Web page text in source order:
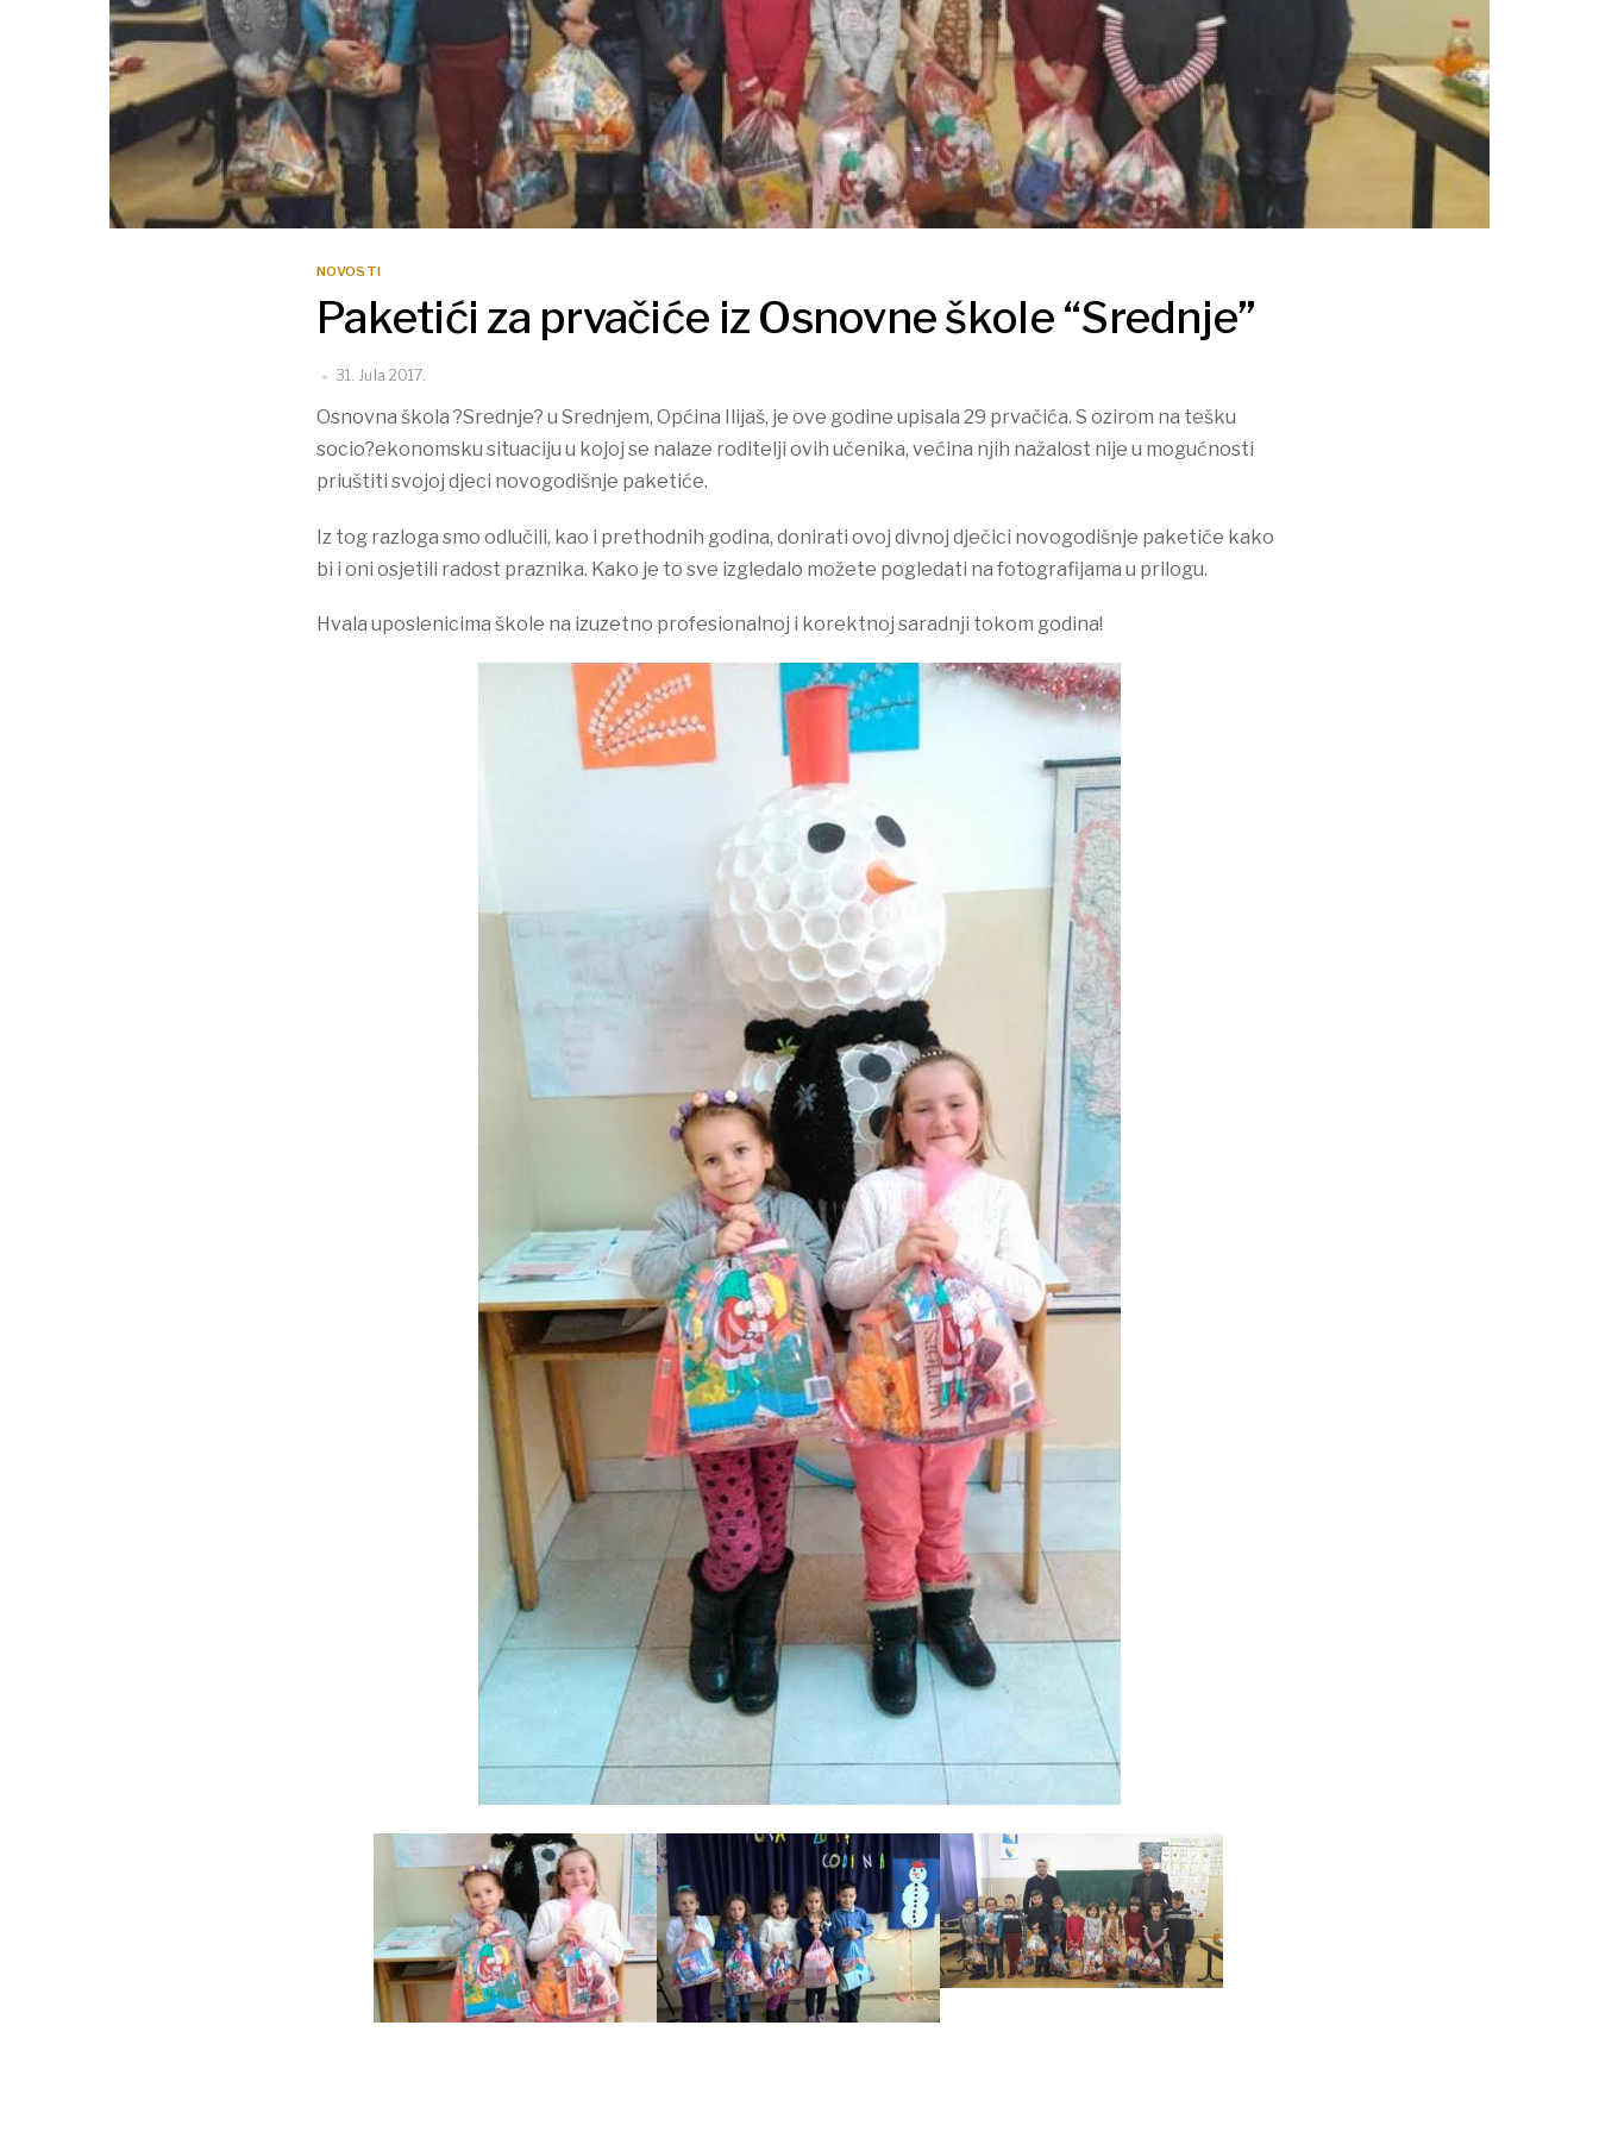
NOVOSTI
Paketići za prvačiće iz Osnovne škole “Srednje”
31. Jula 2017.
Osnovna škola ?Srednje? u Srednjem, Općina Ilijaš, je ove godine upisala 29 prvačića. S ozirom na tešku
socio?ekonomsku situaciju u kojoj se nalaze roditelji ovih učenika, većina njih nažalost nije u mogućnosti
priuštiti svojoj djeci novogodišnje paketiće.
Iz tog razloga smo odlučili, kao i prethodnih godina, donirati ovoj divnoj dječici novogodišnje paketiće kako
bi i oni osjetili radost praznika. Kako je to sve izgledalo možete pogledati na fotografijama u prilogu.
Hvala uposlenicima škole na izuzetno profesionalnoj i korektnoj saradnji tokom godina!